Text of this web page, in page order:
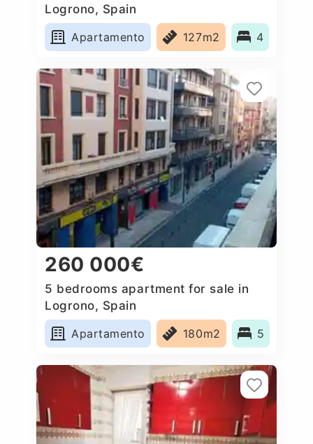
Logrono, Spain
Apartamento
127m2 4
260 000€
5 bedrooms apartment for sale in
Logrono, Spain
Apartamento
180m2 5